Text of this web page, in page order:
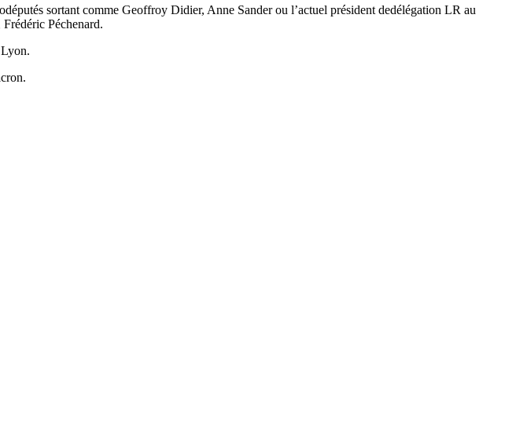
sortant comme Geoffroy Didier, Anne Sander ou l’actuel président dedélégation LR au
Péchenard.